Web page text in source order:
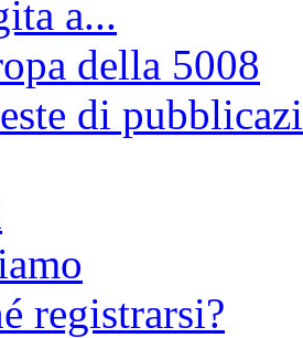
a...
della 5008
di
registrarsi?